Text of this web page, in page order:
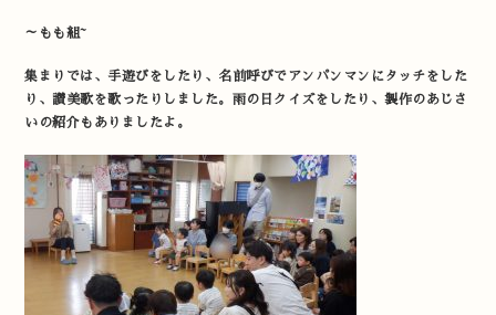
～もも組~
集まりでは、手遊びをしたり、名前呼びでアンパンマンにタッチをした
り、讃美歌を歌ったりしました。雨の日クイズをしたり、製作のあじさ
いの紹介もありましたよ。